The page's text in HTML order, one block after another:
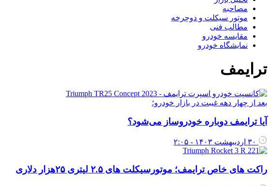
مصاحبه
موتور سیکلت و دوچرخه
مطالب فنی
مقایسه خودرو
نمایشگاه خودرو
ترایمف
بعد از چهار دهه غیبت در بازار خودرو؛
آیا ترایمف دوباره خودروساز می‌شود؟
راکت های خاص ترایمف؛ موتورسیکلت های ۲.۵ لیتری ۲۵هزار دلاری